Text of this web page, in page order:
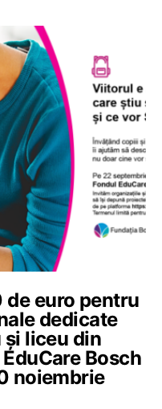
euro pentru
dedicate
liceu din
Bosch
noiembrie